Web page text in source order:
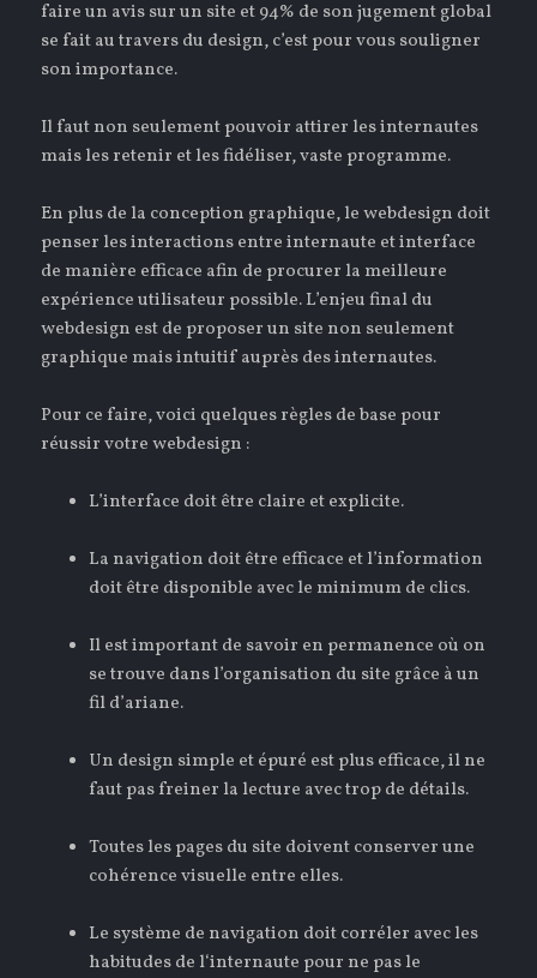
faire un avis sur un site et 94% de son jugement global
se fait au travers du design, c’est pour vous souligner
son importance.
Il faut non seulement pouvoir attirer les internautes
mais les retenir et les fidéliser, vaste programme.
En plus de la conception graphique, le webdesign doit
penser les interactions entre internaute et interface
de manière efficace afin de procurer la meilleure
expérience utilisateur possible. L’enjeu final du
webdesign est de proposer un site non seulement
graphique mais intuitif auprès des internautes.
Pour ce faire, voici quelques règles de base pour
réussir votre webdesign :
L’interface doit être claire et explicite.
La navigation doit être efficace et l’information
doit être disponible avec le minimum de clics.
Il est important de savoir en permanence où on
se trouve dans l’organisation du site grâce à un
fil d’ariane.
Un design simple et épuré est plus efficace, il ne
faut pas freiner la lecture avec trop de détails.
Toutes les pages du site doivent conserver une
cohérence visuelle entre elles.
Le système de navigation doit corréler avec les
habitudes de l‘internaute pour ne pas le